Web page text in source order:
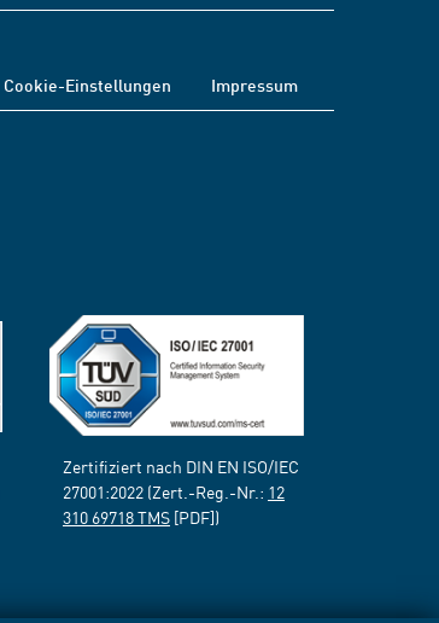
Cookie-Einstellungen Impressum
Zertifiziert nach DIN EN ISO/IEC
27001:2022 (Zert.-Reg.-Nr.: 12
310 69718 TMS [PDF])